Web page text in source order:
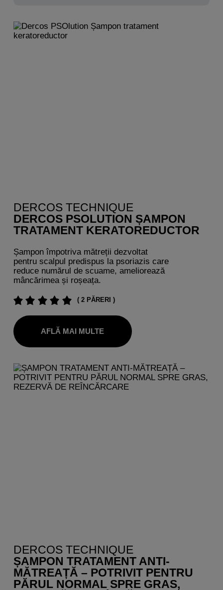
DERCOS TECHNIQUE
DERCOS PSOLUTION ȘAMPON
TRATAMENT KERATOREDUCTOR
Șampon împotriva mătreții dezvoltat
pentru scalpul predispus la psoriazis care
reduce numărul de scuame, ameliorează
mâncărimea și roșeața.
( 2 PĂRERI )
AFLĂ MAI MULTE
DERCOS TECHNIQUE
ȘAMPON TRATAMENT ANTI-
MĂTREAȚĂ – POTRIVIT PENTRU
PĂRUL NORMAL SPRE GRAS,